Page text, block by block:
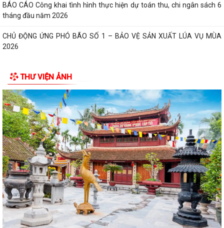
BÁO CÁO Công khai tình hình thực hiện dự toán thu, chi ngân sách 6
tháng đầu năm 2026
CHỦ ĐỘNG ỨNG PHÓ BÃO SỐ 1 – BẢO VỆ SẢN XUẤT LÚA VỤ MÙA
2026
XÚC CỬ TRI CHUẨN BỊ KỲ HỌP THƯỜNG LỆ...
Công điện phòng chống bão số 1 (Bão MAYSAK) và mưa lũ sau bão
THÔNG BÁO Lịch tiếp công dân định kỳ của Chủ tịch Ủy ban nhân dân
xã Quý III, IV năm 2026
Bộ Chính trị tổ chức hội nghị toàn quốc sơ kết 1 năm vận hành mô hình
tổ chức tổng thể của hệ...
Luật sửa đổi bổ sung một số điều của Luật Tiếp công dân, luật khiếu
nại, luật tố cáo
Luật sửa đổi, bổ sung một số điều của Luật phòng chống tham nhũng
THƯ VIỆN ẢNH